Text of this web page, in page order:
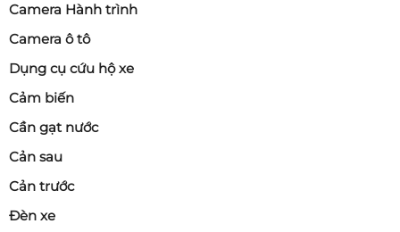
Camera Hành trình
Camera ô tô
Dụng cụ cứu hộ xe
Cảm biến
Cần gạt nước
Cản sau
Cản trước
Đèn xe